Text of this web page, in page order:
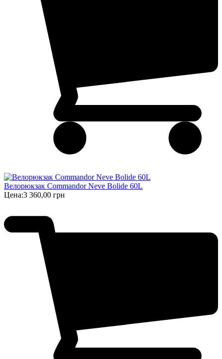
Велорюкзак Commandor Neve Bolide 60L
Цена:3 360,00 грн